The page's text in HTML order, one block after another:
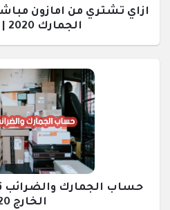
ازاي تشتري من امازون
الجمارك 2020 | في الإنجاز
حساب الجمارك والضرائب
الخارج 2020